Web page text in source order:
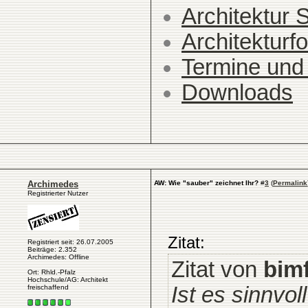
Architektur
Termine
Downloads
Archimedes
Registrierter Nutzer
Registriert seit: 26.07.2005
Beiträge: 2.352
Archimedes: Offline
Ort: Rhld.-Pfalz
Hochschule/AG: Architekt
freischaffend
AW: Wie "sauber" zeichnet Ihr? #3 (Permalink
Zitat:
Zitat von
Ist es